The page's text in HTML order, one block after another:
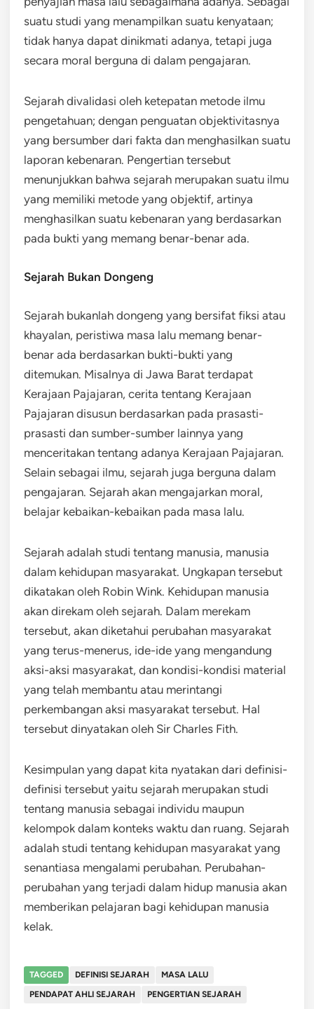
suatu studi yang menampilkan suatu kenyataan;
tidak hanya dapat dinikmati adanya, tetapi juga
secara moral berguna di dalam pengajaran.
Sejarah divalidasi oleh ketepatan metode ilmu
pengetahuan; dengan penguatan objektivitasnya
yang bersumber dari fakta dan menghasilkan suatu
laporan kebenaran. Pengertian tersebut
menunjukkan bahwa sejarah merupakan suatu ilmu
yang memiliki metode yang objektif, artinya
menghasilkan suatu kebenaran yang berdasarkan
pada bukti yang memang benar-benar ada.
Sejarah Bukan Dongeng
Sejarah bukanlah dongeng yang bersifat fiksi atau
khayalan, peristiwa masa lalu memang benar-
benar ada berdasarkan bukti-bukti yang
ditemukan. Misalnya di Jawa Barat terdapat
Kerajaan Pajajaran, cerita tentang Kerajaan
Pajajaran disusun berdasarkan pada prasasti-
prasasti dan sumber-sumber lainnya yang
menceritakan tentang adanya Kerajaan Pajajaran.
Selain sebagai ilmu, sejarah juga berguna dalam
pengajaran. Sejarah akan mengajarkan moral,
belajar kebaikan-kebaikan pada masa lalu.
Sejarah adalah studi tentang manusia, manusia
dalam kehidupan masyarakat. Ungkapan tersebut
dikatakan oleh Robin Wink. Kehidupan manusia
akan direkam oleh sejarah. Dalam merekam
tersebut, akan diketahui perubahan masyarakat
yang terus-menerus, ide-ide yang mengandung
aksi-aksi masyarakat, dan kondisi-kondisi material
yang telah membantu atau merintangi
perkembangan aksi masyarakat tersebut. Hal
tersebut dinyatakan oleh Sir Charles Fith.
Kesimpulan yang dapat kita nyatakan dari definisi-
definisi tersebut yaitu sejarah merupakan studi
tentang manusia sebagai individu maupun
kelompok dalam konteks waktu dan ruang. Sejarah
adalah studi tentang kehidupan masyarakat yang
senantiasa mengalami perubahan. Perubahan-
perubahan yang terjadi dalam hidup manusia akan
memberikan pelajaran bagi kehidupan manusia
kelak.
TAGGED DEFINISI SEJARAH
MASA LALU
PENDAPAT AHLI SEJARAH
PENGERTIAN SEJARAH